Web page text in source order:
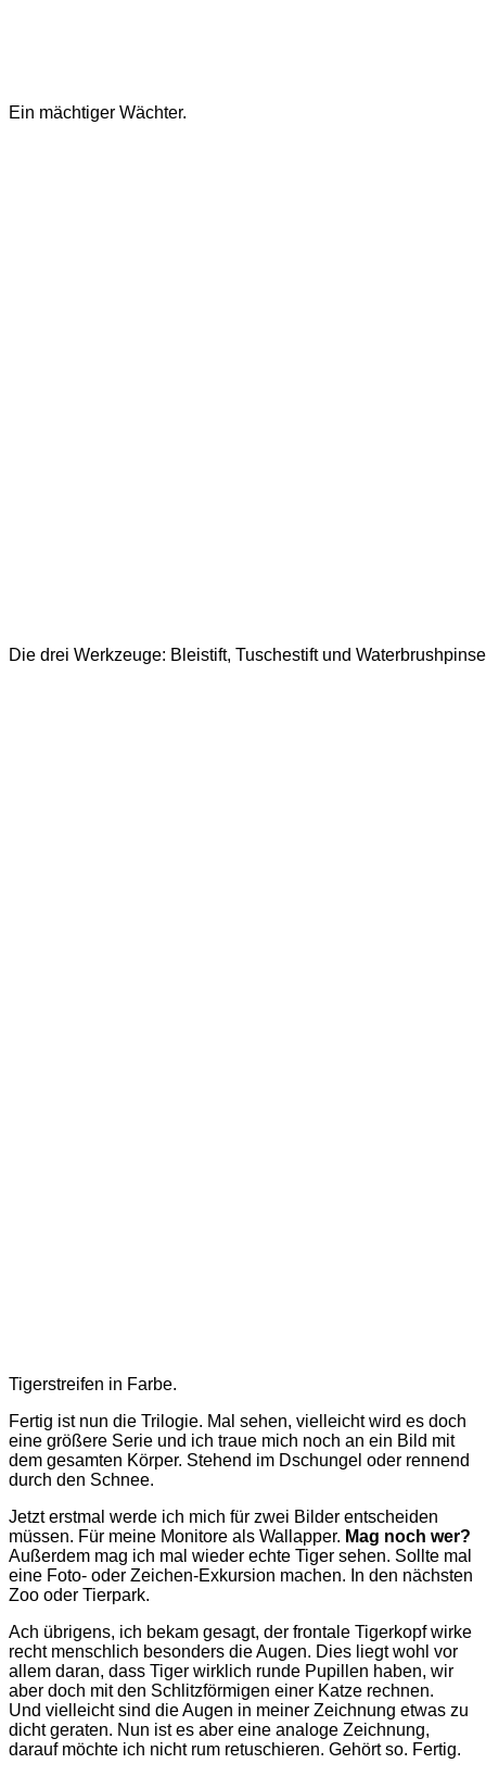
Ein mächtiger Wächter.
Die drei Werkzeuge: Bleistift, Tuschestift und
Tigerstreifen in Farbe.
Fertig ist nun die Trilogie. Mal sehen, vielleicht wird es doch
eine größere Serie und ich traue mich noch an ein Bild mit
dem gesamten Körper. Stehend im Dschungel oder rennend
durch den Schnee.
Jetzt erstmal werde ich mich für zwei Bilder entscheiden
müssen. Für meine Monitore als Wallapper. Mag noch wer?
Außerdem mag ich mal wieder echte Tiger sehen. Sollte mal
eine Foto- oder Zeichen-Exkursion machen. In den nächsten
Zoo oder Tierpark.
Ach übrigens, ich bekam gesagt, der frontale Tigerkopf wirke
recht menschlich besonders die Augen. Dies liegt wohl vor
allem daran, dass Tiger wirklich runde Pupillen haben, wir
aber doch mit den Schlitzförmigen einer Katze rechnen.
Und vielleicht sind die Augen in meiner Zeichnung etwas zu
dicht geraten. Nun ist es aber eine analoge Zeichnung,
darauf möchte ich nicht rum retuschieren. Gehört so. Fertig.